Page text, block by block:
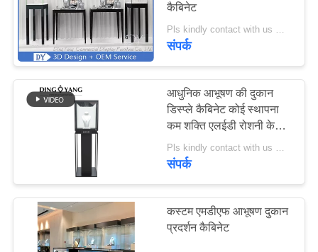
कारखाने
का
दौरा
उद्धरण
कैबिनेट
Pls kindly contact with us MOQ:1 दुकान या 10 सेट / आभूषण दुकान के प्रदर्शन कैबिनेट
संपर्क
आधुनिक आभूषण की दुकान
डिस्प्ले कैबिनेट कोई स्थापना
कम शक्ति एलईडी रोशनी के
साथ
Pls kindly contact with us MOQ:1 दुकान या 5 सेट
संपर्क
कस्टम एमडीएफ आभूषण दुकान
प्रदर्शन कैबिनेट